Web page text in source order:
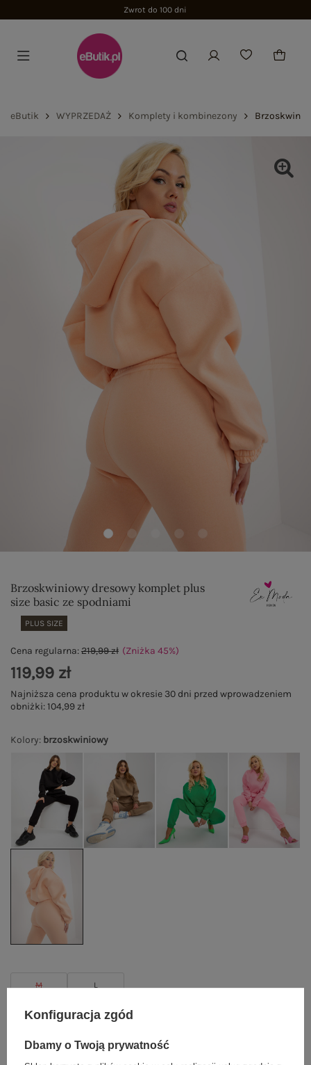
Zwrot do 100 dni
eButik WYPRZEDAŻ Komplety i kombinezony
Brzoskwiniowy dresowy komplet plus
size basic ze spodniami
PLUS SIZE
Kolory: brzoskwiniowy
M L
TABELA ROZMIARÓW
Cena regularna:219,99 zł (Zniżka 45%)
119,99 zł
Najniższa cena produktu w okresie 30 dni przed wprowadzeniem
obniżki:104,99 zł
DODAJ DO KOSZYKA
Konfiguracja zgód
Dbamy o Twoją prywatność